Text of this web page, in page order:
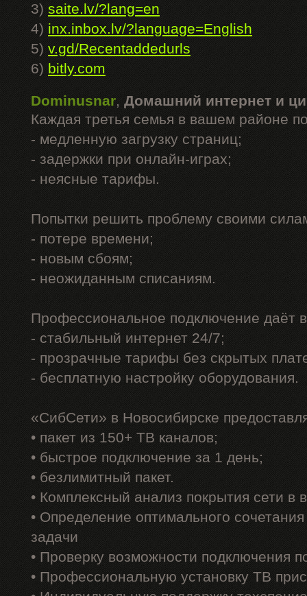
3) saite.lv/?lang=en
4) inx.inbox.lv/?language=English
5) v.gd/Recentaddedurls
6) bitly.com
Dominusnar, Домашний интернет и ци
Каждая третья семья в вашем районе
- медленную загрузку страниц;
- задержки при онлайн-играх;
- неясные тарифы.
Попытки решить проблему своими
- потере времени;
- новым сбоям;
- неожиданным списаниям.
Профессиональное подключение даёт
- стабильный интернет 24/7;
- прозрачные тарифы без скрытых
- бесплатную настройку оборудования.
«СибСети» в Новосибирске
• пакет из 150+ ТВ каналов;
• быстрое подключение за 1 день;
• безлимитный пакет.
• Комплексный анализ покрытия сети в
• Определение оптимального
задачи
• Проверку возможности подключения
• Профессиональную установку ТВ